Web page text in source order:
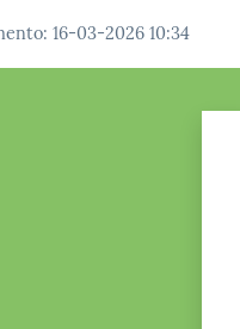
: 16-03-2026 10:34